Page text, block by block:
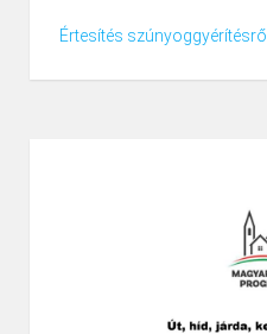
Értesítés szúnyoggyérítésről